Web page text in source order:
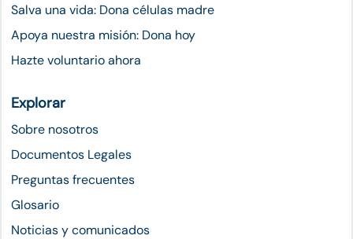
Salva una vida: Dona células madre
Apoya nuestra misión: Dona hoy
Hazte voluntario ahora
Explorar
Sobre nosotros
Documentos Legales
Preguntas frecuentes
Glosario
Noticias y comunicados